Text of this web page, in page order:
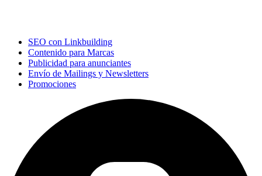
SEO con Linkbuilding
Contenido para Marcas
Publicidad para anunciantes
Envío de Mailings y Newsletters
Promociones